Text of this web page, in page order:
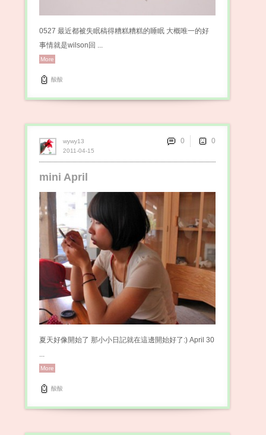
0527 最近都被失眠稿得糟糕糟糕的睡眠 大概唯一的好
事情就是wilson回 ...
More
酸酸
mini April
夏天好像開始了 那小小日記就在這邊開始好了:) April 30
...
More
酸酸
2011-04-15
wywy13 0